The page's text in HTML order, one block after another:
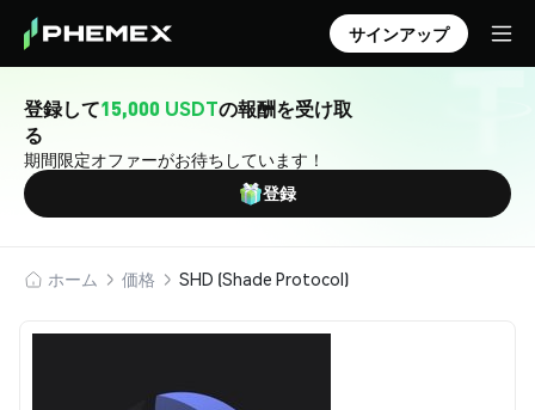
サインアップ
登録して15,000 USDTの報酬を受け取
る
期間限定オファーがお待ちしています！
登録
ホーム 価格 SHD (Shade Protocol)